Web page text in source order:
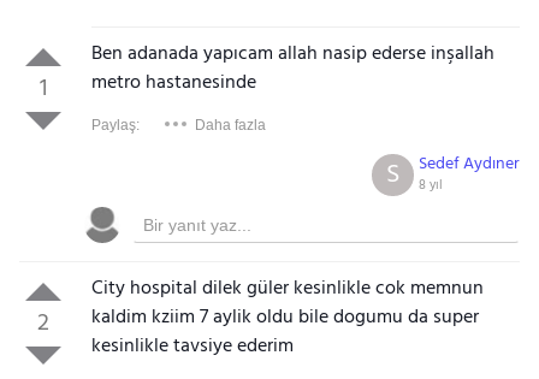
1
Ben adanada yapıcam allah nasip ederse inşallah
metro hastanesinde
Paylaş: Daha fazla
Sedef Aydıner
8 yıl
S
2
City hospital dilek güler kesinlikle cok memnun
kaldim kziim 7 aylik oldu bile dogumu da super
kesinlikle tavsiye ederim